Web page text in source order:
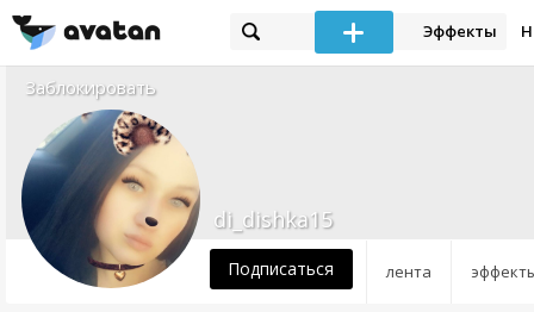
Эффекты
Заблокировать
лента
di_dishka15
Подписаться